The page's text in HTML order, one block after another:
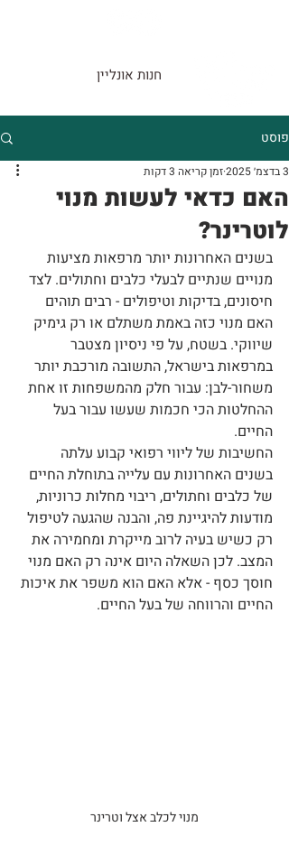
חנות אונליין
פוסט
האם כדאי לעשות מנוי
לוטרינר?
3 בדצמ׳ 2025 זמן קריאה 3 דקות
בשנים האחרונות יותר מרפאות מציעות
מנויים שנתיים לבעלי כלבים וחתולים. לצד
חיסונים, בדיקות וטיפולים - רבים תוהים
האם מנוי כזה באמת משתלם או רק גימיק
שיווקי. בשטח, על פי ניסיון מצטבר
במרפאות בישראל, התשובה מורכבת יותר
משחור-לבן: עבור חלק מהמשפחות זו אחת
ההחלטות הכי חכמות שעשו עבור בעל
החיים.
החשיבות של ליווי רפואי קבוע עלתה
בשנים האחרונות עם עלייה בתוחלת החיים
של כלבים וחתולים, ריבוי מחלות כרוניות,
מודעות להיגיינת פה, והבנה שהגעה לטיפול
רק כשיש בעיה לרוב מייקרת ומחמירה את
המצב. לכן השאלה היום אינה רק האם מנוי
חוסך כסף - אלא האם הוא משפר את איכות
החיים והרווחה של בעל החיים.
מנוי לכלב אצל וטרינר